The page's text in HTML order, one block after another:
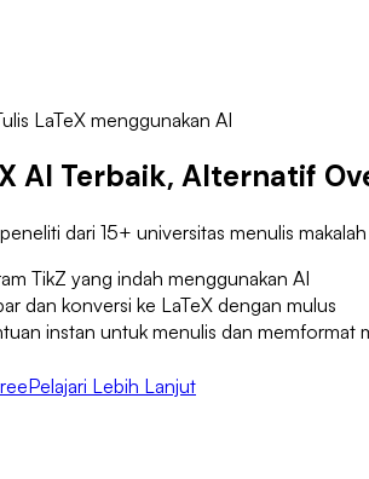
LaTeX menggunakan AI
AI Terbaik, Alternatif
dari 15+ universitas menulis
TikZ yang indah menggunakan AI
dan konversi ke LaTeX dengan mulus
instan untuk menulis dan memformat
Pelajari Lebih Lanjut